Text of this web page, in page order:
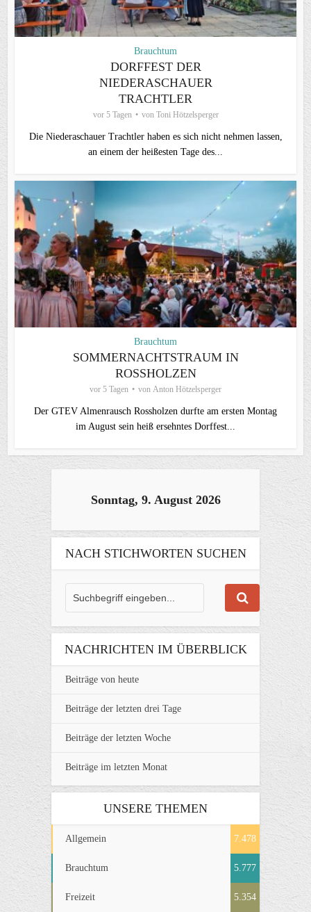
Brauchtum
DORFFEST DER
NIEDERASCHAUER
TRACHTLER
vor 5 Tagen von Toni Hötzelsperger
Die Niederaschauer Trachtler haben es sich nicht nehmen lassen,
an einem der heißesten Tage des...
Brauchtum
SOMMERNACHTSTRAUM IN
ROSSHOLZEN
vor 5 Tagen von Anton Hötzelsperger
Der GTEV Almenrausch Rossholzen durfte am ersten Montag
im August sein heiß ersehntes Dorffest...
Sonntag, 9. August 2026
NACH STICHWORTEN SUCHEN
NACHRICHTEN IM ÜBERBLICK
Beiträge von heute
Beiträge der letzten drei Tage
Beiträge der letzten Woche
Beiträge im letzten Monat
UNSERE THEMEN
Allgemein 7.478
Brauchtum 5.777
Freizeit 5.354